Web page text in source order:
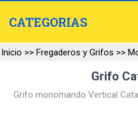
CATEGORIAS
Inicio >> Fregaderos y Grifos >>
Grifo
Grifo monomando Vertical